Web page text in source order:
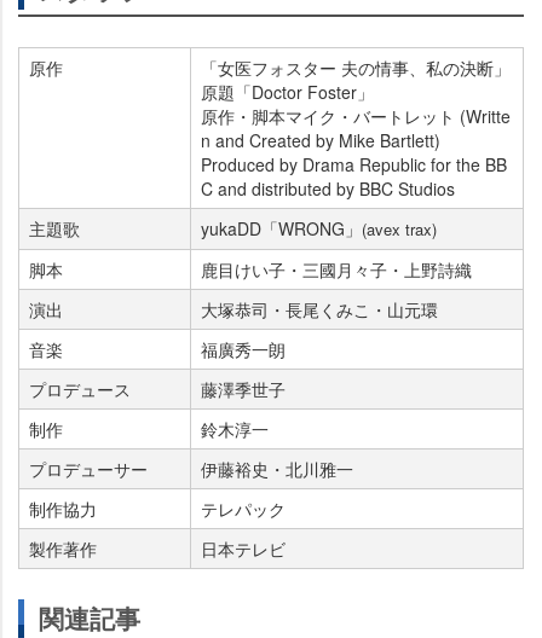
原作
「女医フォスター 夫の情事、私の決断」
原題「Doctor Foster」
原作・脚本マイク・バートレット (Writte
n and Created by Mike Bartlett)
Produced by Drama Republic for the BB
C and distributed by BBC Studios
主題歌
yukaDD「WRONG」 (avex trax)
脚本
鹿目けい子・三國月々子・上野詩織
演出
大塚恭司・長尾くみこ・山元環
音楽
福廣秀一朗
プロデュース
藤澤季世子
制作
鈴木淳一
プロデューサー
伊藤裕史・北川雅一
制作協力
テレパック
製作著作
日本テレビ
関連記事